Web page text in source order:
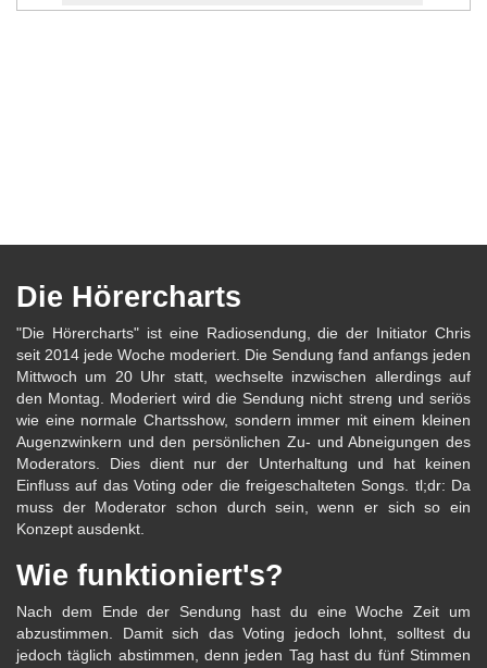
Die Hörercharts
"Die Hörercharts" ist eine Radiosendung, die der Initiator Chris
seit 2014 jede Woche moderiert. Die Sendung fand anfangs jeden
Mittwoch um 20 Uhr statt, wechselte inzwischen allerdings auf
den Montag. Moderiert wird die Sendung nicht streng und seriös
wie eine normale Chartsshow, sondern immer mit einem kleinen
Augenzwinkern und den persönlichen Zu- und Abneigungen des
Moderators. Dies dient nur der Unterhaltung und hat keinen
Einfluss auf das Voting oder die freigeschalteten Songs. tl;dr: Da
muss der Moderator schon durch sein, wenn er sich so ein
Konzept ausdenkt.
Wie funktioniert's?
Nach dem Ende der Sendung hast du eine Woche Zeit um
abzustimmen. Damit sich das Voting jedoch lohnt, solltest du
jedoch täglich abstimmen, denn jeden Tag hast du fünf Stimmen